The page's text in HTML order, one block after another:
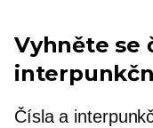
Vyhněte se
Čísla a